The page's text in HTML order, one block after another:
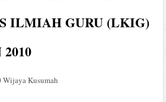
ILMIAH GURU (LKIG)
Wijaya Kusumah